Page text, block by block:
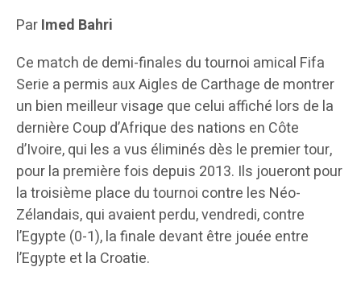
ParImed Bahri
Ce match de demi-finales du tournoi amical Fifa
Serie a permis aux Aigles de Carthage de montrer
un bien meilleur visage que celui affiché lors de la
dernière Coup d’Afrique des nations en Côte
d’Ivoire, qui les a vus éliminés dès le premier tour,
pour la première fois depuis 2013. Ils joueront pour
la troisième place du tournoi contre les Néo-
Zélandais, qui avaient perdu, vendredi, contre
l’Egypte (0-1), la finale devant être jouée entre
l’Egypte et la Croatie.